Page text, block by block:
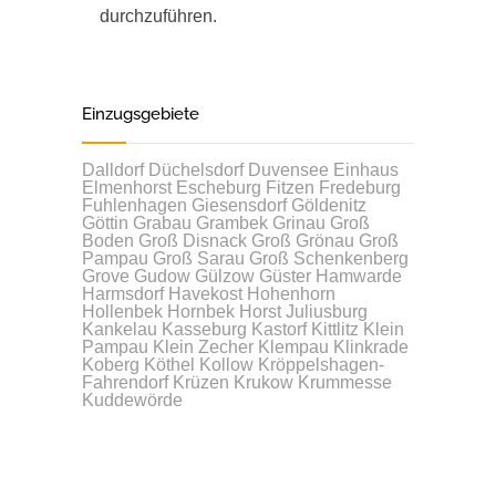
durchzuführen.
Einzugsgebiete
Dalldorf Düchelsdorf Duvensee Einhaus
Elmenhorst Escheburg Fitzen Fredeburg
Fuhlenhagen Giesensdorf Göldenitz
Göttin Grabau Grambek Grinau Groß
Boden Groß Disnack Groß Grönau Groß
Pampau Groß Sarau Groß Schenkenberg
Grove Gudow Gülzow Güster Hamwarde
Harmsdorf Havekost Hohenhorn
Hollenbek Hornbek Horst Juliusburg
Kankelau Kasseburg Kastorf Kittlitz Klein
Pampau Klein Zecher Klempau Klinkrade
Koberg Köthel Kollow Kröppelshagen-
Fahrendorf Krüzen Krukow Krummesse
Kuddewörde